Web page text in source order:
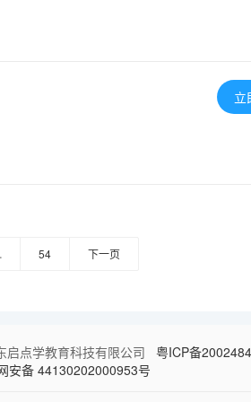
立
54 下一页
启点学教育科技有限公司 粤ICP备
安备 44130202000953号